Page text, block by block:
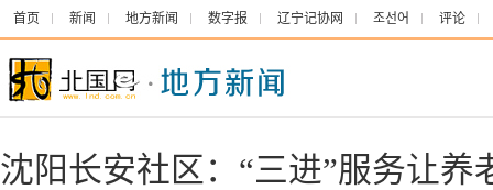
首页 新闻 地方新闻 数字报 辽宁记协网 조선어 评论
沈阳长安社区：“三进”服务让养